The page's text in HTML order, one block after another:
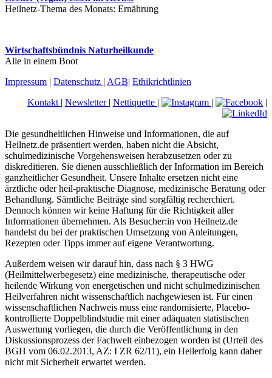
Heilnetz-Thema des Monats: Ernährung
Wirtschaftsbündnis Naturheilkunde
Alle in einem Boot
Impressum | Datenschutz | AGB| Ethikrichtlinien
Kontakt | Newsletter | Nettiquette | | |
Die gesundheitlichen Hinweise und Informationen, die auf
Heilnetz.de präsentiert werden, haben nicht die Absicht,
schulmedizinische Vorgehensweisen herabzusetzen oder zu
diskreditieren. Sie dienen ausschließlich der Information im Bereich
ganzheitlicher Gesundheit. Unsere Inhalte ersetzen nicht eine
ärztliche oder heil-praktische Diagnose, medizinische Beratung oder
Behandlung. Sämtliche Beiträge sind sorgfältig recherchiert.
Dennoch können wir keine Haftung für die Richtigkeit aller
Informationen übernehmen. Als Besucher:in von Heilnetz.de
handelst du bei der praktischen Umsetzung von Anleitungen,
Rezepten oder Tipps immer auf eigene Verantwortung.
Außerdem weisen wir darauf hin, dass nach § 3 HWG
(Heilmittelwerbegesetz) eine medizinische, therapeutische oder
heilende Wirkung von energetischen und nicht schulmedizinischen
Heilverfahren nicht wissenschaftlich nachgewiesen ist. Für einen
wissenschaftlichen Nachweis muss eine randomisierte, Placebo-
kontrollierte Doppelblindstudie mit einer adäquaten statistischen
Auswertung vorliegen, die durch die Veröffentlichung in den
Diskussionsprozess der Fachwelt einbezogen worden ist (Urteil des
BGH vom 06.02.2013, AZ: I ZR 62/11), ein Heilerfolg kann daher
nicht mit Sicherheit erwartet werden.